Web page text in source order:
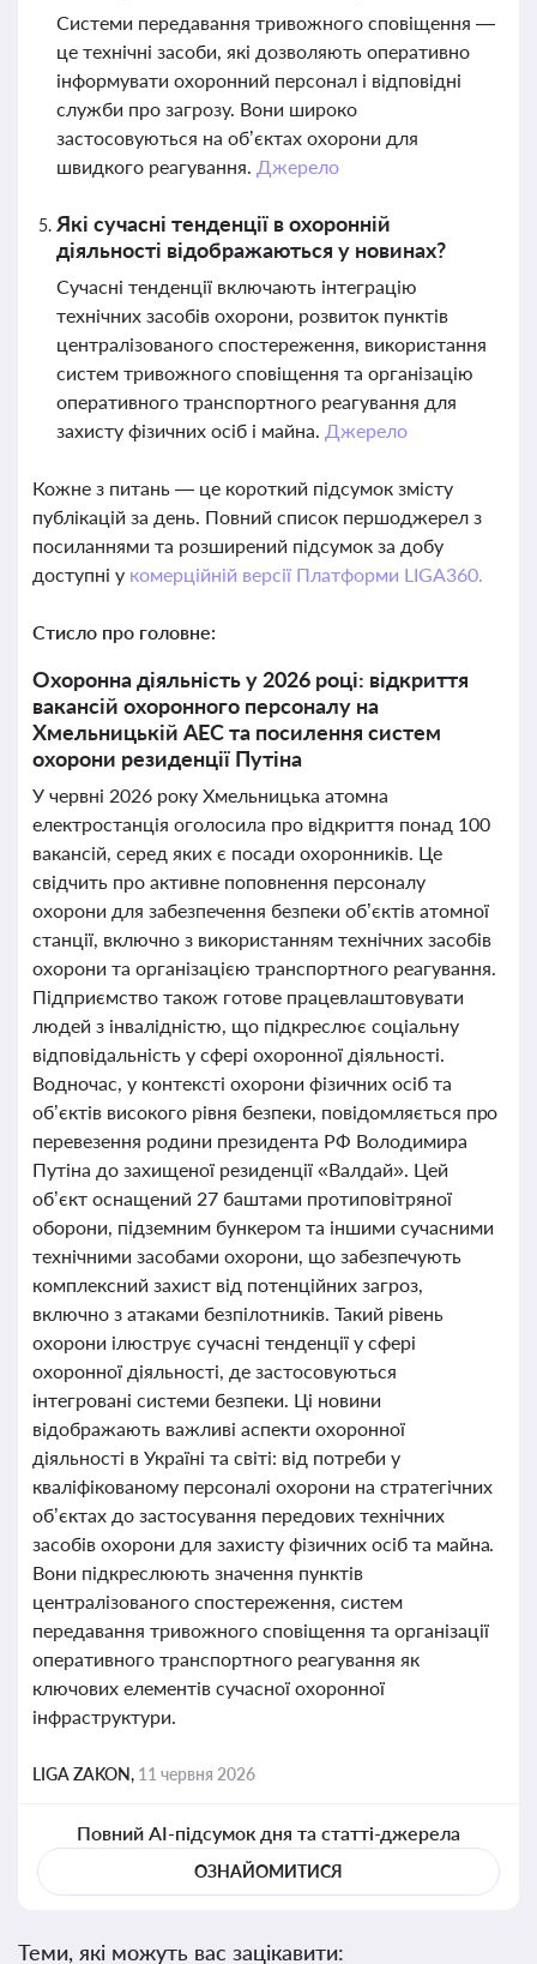
Системи передавання тривожного сповіщення —
це технічні засоби, які дозволяють оперативно
інформувати охоронний персонал і відповідні
служби про загрозу. Вони широко
застосовуються на об’єктах охорони для
швидкого реагування. Джерело
Які сучасні тенденції в охоронній
діяльності відображаються у новинах?
Сучасні тенденції включають інтеграцію
технічних засобів охорони, розвиток пунктів
централізованого спостереження, використання
систем тривожного сповіщення та організацію
оперативного транспортного реагування для
захисту фізичних осіб і майна. Джерело
Кожне з питань — це короткий підсумок змісту
публікацій за день. Повний список першоджерел з
посиланнями та розширений підсумок за добу
доступні у комерційній версії Платформи LIGA360.
Стисло про головне:
Охоронна діяльність у 2026 році: відкриття
вакансій охоронного персоналу на
Хмельницькій АЕС та посилення систем
охорони резиденції Путіна
У червні 2026 року Хмельницька атомна
електростанція оголосила про відкриття понад 100
вакансій, серед яких є посади охоронників. Це
свідчить про активне поповнення персоналу
охорони для забезпечення безпеки об’єктів атомної
станції, включно з використанням технічних засобів
охорони та організацією транспортного реагування.
Підприємство також готове працевлаштовувати
людей з інвалідністю, що підкреслює соціальну
відповідальність у сфері охоронної діяльності.
Водночас, у контексті охорони фізичних осіб та
об’єктів високого рівня безпеки, повідомляється про
перевезення родини президента РФ Володимира
Путіна до захищеної резиденції «Валдай». Цей
об’єкт оснащений 27 баштами протиповітряної
оборони, підземним бункером та іншими сучасними
технічними засобами охорони, що забезпечують
комплексний захист від потенційних загроз,
включно з атаками безпілотників. Такий рівень
охорони ілюструє сучасні тенденції у сфері
охоронної діяльності, де застосовуються
інтегровані системи безпеки. Ці новини
відображають важливі аспекти охоронної
діяльності в Україні та світі: від потреби у
кваліфікованому персоналі охорони на стратегічних
об’єктах до застосування передових технічних
засобів охорони для захисту фізичних осіб та майна.
Вони підкреслюють значення пунктів
централізованого спостереження, систем
передавання тривожного сповіщення та організації
оперативного транспортного реагування як
ключових елементів сучасної охоронної
інфраструктури.
LIGA ZAKON, 11 червня 2026
Повний AI-підсумок дня та статті-джерела
ОЗНАЙОМИТИСЯ
Теми, які можуть вас зацікавити: